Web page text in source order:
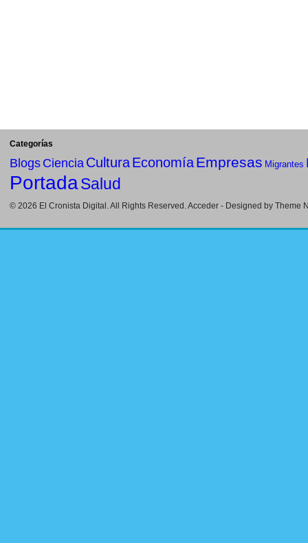
Categorías
BlogsCiencia CulturaEconomíaEmpresas Migrantes
PortadaSalud
© 2026 El Cronista Digital . All Rights Reserved.Acceder - Designed by Theme